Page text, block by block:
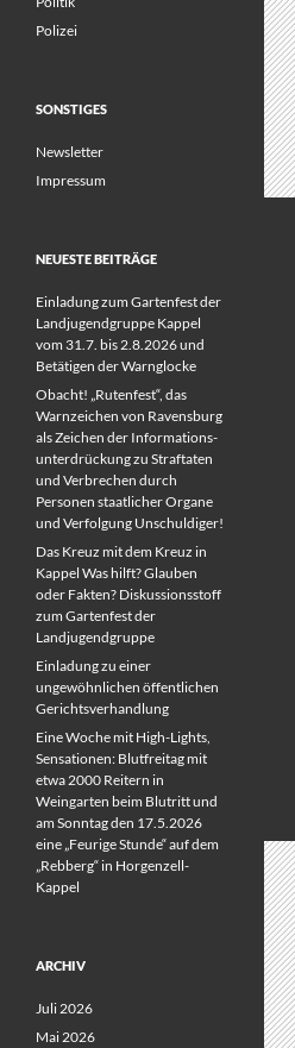
Polizei
SONSTIGES
Newsletter
Impressum
NEUESTE BEITRÄGE
Einladung zum Gartenfest der
Landjugendgruppe Kappel
vom 31.7. bis 2.8.2026 und
Betätigen der Warnglocke
Obacht! „Rutenfest“, das
Warnzeichen von Ravensburg
als Zeichen der Informations-
unterdrückung zu Straftaten
und Verbrechen durch
Personen staatlicher Organe
und Verfolgung Unschuldiger!
Das Kreuz mit dem Kreuz in
Kappel Was hilft? Glauben
oder Fakten? Diskussionsstoff
zum Gartenfest der
Landjugendgruppe
Einladung zu einer
ungewöhnlichen öffentlichen
Gerichtsverhandlung
Eine Woche mit High-Lights,
Sensationen: Blutfreitag mit
etwa 2000 Reitern in
Weingarten beim Blutritt und
am Sonntag den 17.5.2026
eine „Feurige Stunde“ auf dem
„Rebberg“ in Horgenzell-
Kappel
ARCHIV
Juli 2026
Mai 2026